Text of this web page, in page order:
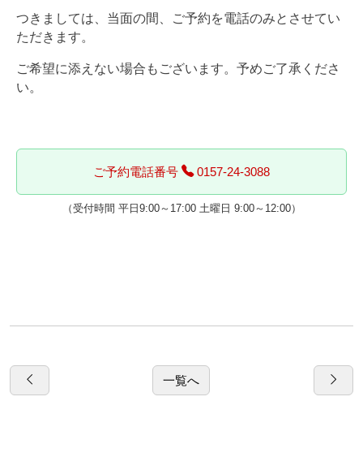
つきましては、当面の間、ご予約を電話のみとさせてい
ただきます。
ご希望に添えない場合もございます。予めご了承くださ
い。
ご予約電話番号 0157-24-3088
（受付時間 平日9:00～17:00 土曜日 9:00～12:00）
一覧へ